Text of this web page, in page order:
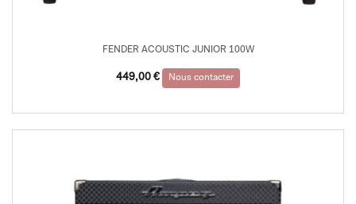
FENDER ACOUSTIC JUNIOR 100W
449,00 € Nous contacter